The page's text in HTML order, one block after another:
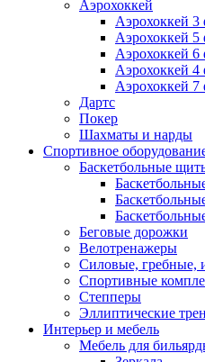
Аэрохоккей
Аэрохоккей 3
Аэрохоккей 5
Аэрохоккей 6
Аэрохоккей 4
Аэрохоккей 7
Дартс
Покер
Шахматы и нарды
Спортивное
Баскетбольные
Беговые дорожки
Велотренажеры
Силовые, гребные,
Спортивные
Степперы
Эллиптические
Интерьер и мебель
Мебель для